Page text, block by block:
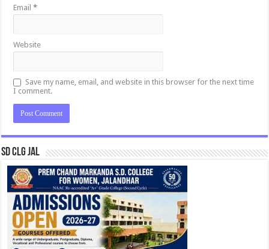
Email*
Website
Save my name, email, and website in this browser for the next time
I comment.
SD CLG JAL